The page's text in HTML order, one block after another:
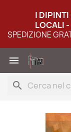
| DIPINTI
LOCALI -
SPEDIZIONE

search